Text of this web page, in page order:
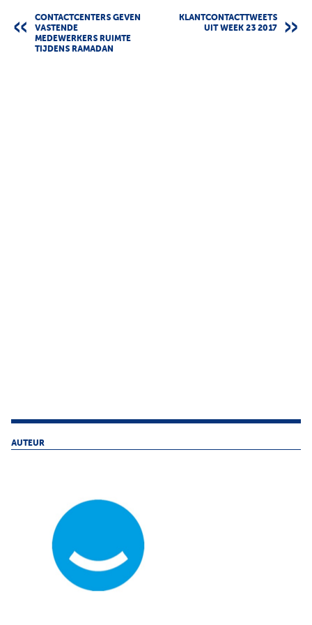
CONTACTCENTERS GEVEN
VASTENDE
MEDEWERKERS RUIMTE
TIJDENS RAMADAN
KLANTCONTACTTWEETS
UIT WEEK 23 2017
AUTEUR